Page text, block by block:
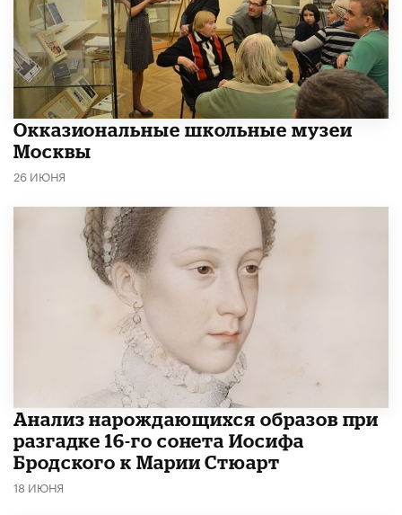
​Окказиональные школьные музеи
Москвы
26 ИЮНЯ
Анализ нарождающихся образов при
разгадке 16-го сонета Иосифа
Бродского к Марии Стюарт
18 ИЮНЯ